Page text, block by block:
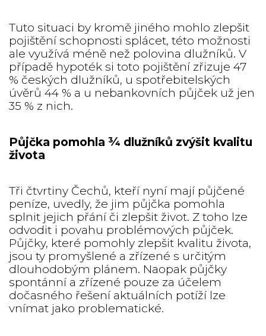
Tuto situaci by kromě jiného mohlo zlepšit
pojištění schopnosti splácet, této možnosti
ale využívá méně než polovina dlužníků. V
případě hypoték si toto pojištění zřizuje 47
% českých dlužníků, u spotřebitelských
úvěrů 44 % a u nebankovních půjček už jen
35 % z nich.
Půjčka pomohla ¾ dlužníků zvýšit kvalitu
života
Tři čtvrtiny Čechů, kteří nyní mají půjčené
peníze, uvedly, že jim půjčka pomohla
splnit jejich přání či zlepšit život. Z toho lze
odvodit i povahu problémových půjček.
Půjčky, které pomohly zlepšit kvalitu života,
jsou ty promyšlené a zřízené s určitým
dlouhodobým plánem. Naopak půjčky
spontánní a zřízené pouze za účelem
dočasného řešení aktuálních potíží lze
vnímat jako problematické.